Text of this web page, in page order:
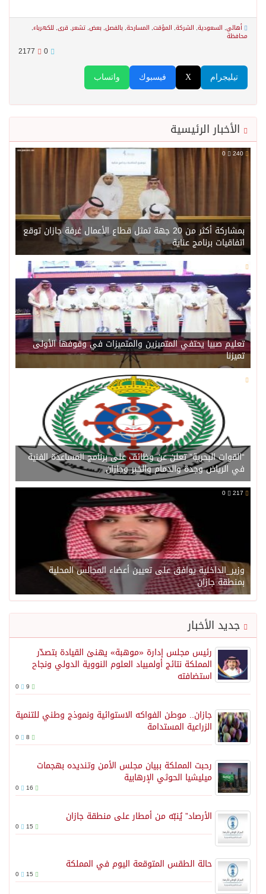
أهالي, السعودية, الشركة, المؤقت, المسارحة, بالفصل, بعض, تشعر, قرى, للكهرباء,
محافظة
واتساب فيسبوك X تيليجرام
الأخبار الرئيسية
بمشاركة أكثر من 20 جهة تمثل قطاع الأعمال غرفة جازان توقع
اتفاقيات برنامج عناية
تعليم صبيا يحتفي المتميزين والمتميزات في وقوفها الأولى
تميزنا
“القوات البحرية” تعلن عن وظائف على برنامج المساعدة الفنية
في الرياض وجدة والدمام والخبر وجازان
وزير_الداخلية يوافق على تعيين أعضاء المجالس المحلية
بمنطقة جازان
جديد الأخبار
رئيس مجلس إدارة «موهبة» يهنئ القيادة بتصدّر
المملكة نتائج أولمبياد العلوم النووية الدولي ونجاح
استضافته
جازان.. موطن الفواكه الاستوائية ونموذج وطني للتنمية
الزراعية المستدامة
رحبت المملكة ببيان مجلس الأمن وتنديده بهجمات
ميليشيا الحوثي الإرهابية
الأرصاد” يُنبّه من أمطار على منطقة جازان
حالة الطقس المتوقعة اليوم في المملكة